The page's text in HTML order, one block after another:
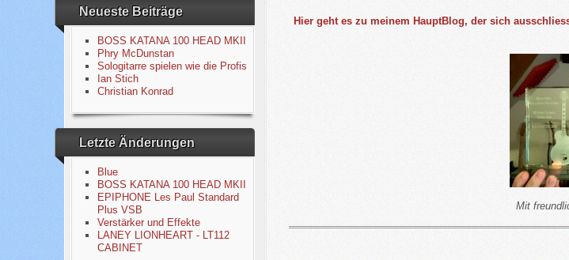
Neueste Beiträge
BOSS KATANA 100 HEAD MKII
Phry McDunstan
Sologitarre spielen wie die Profis
Ian Stich
Christian Konrad
Letzte Änderungen
Blue
BOSS KATANA 100 HEAD MKII
EPIPHONE Les Paul Standard
Plus VSB
Verstärker und Effekte
LANEY LIONHEART - LT112
CABINET
Hier geht es zu meinem HauptBlog, der sich
Mit